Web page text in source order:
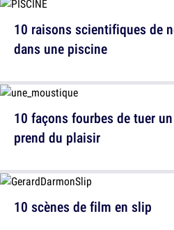
10 raisons scientifiques de
dans une piscine
10 scènes de film en slip
10 façons fourbes de tuer
prend du plaisir